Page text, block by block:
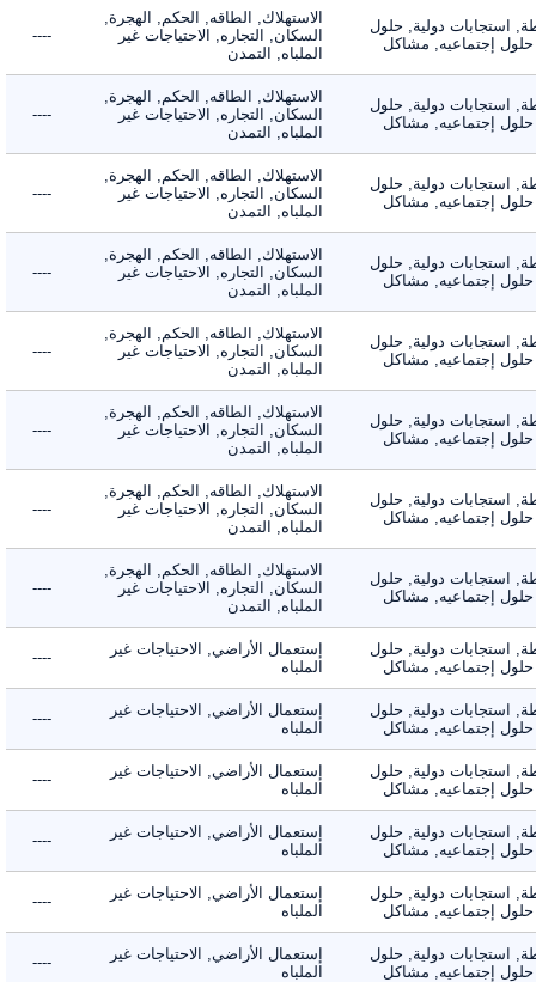
استجابات دولية, حلول
إجتماعيه, مشاكل
الاستهلاك, الطاقه, الحكم, الهجرة,
السكان, التجاره, الاحتياجات غير
الملباه, التمدن
----
استجابات دولية, حلول
إجتماعيه, مشاكل
الاستهلاك, الطاقه, الحكم, الهجرة,
السكان, التجاره, الاحتياجات غير
الملباه, التمدن
----
استجابات دولية, حلول
إجتماعيه, مشاكل
الاستهلاك, الطاقه, الحكم, الهجرة,
السكان, التجاره, الاحتياجات غير
الملباه, التمدن
----
استجابات دولية, حلول
إجتماعيه, مشاكل
الاستهلاك, الطاقه, الحكم, الهجرة,
السكان, التجاره, الاحتياجات غير
الملباه, التمدن
----
استجابات دولية, حلول
إجتماعيه, مشاكل
الاستهلاك, الطاقه, الحكم, الهجرة,
السكان, التجاره, الاحتياجات غير
الملباه, التمدن
----
استجابات دولية, حلول
إجتماعيه, مشاكل
الاستهلاك, الطاقه, الحكم, الهجرة,
السكان, التجاره, الاحتياجات غير
الملباه, التمدن
----
استجابات دولية, حلول
إجتماعيه, مشاكل
الاستهلاك, الطاقه, الحكم, الهجرة,
السكان, التجاره, الاحتياجات غير
الملباه, التمدن
----
استجابات دولية, حلول
إجتماعيه, مشاكل
الاستهلاك, الطاقه, الحكم, الهجرة,
السكان, التجاره, الاحتياجات غير
الملباه, التمدن
----
استجابات دولية, حلول
إجتماعيه, مشاكل
إستعمال الأراضي, الاحتياجات غير
الملباه
----
استجابات دولية, حلول
إجتماعيه, مشاكل
إستعمال الأراضي, الاحتياجات غير
الملباه
----
استجابات دولية, حلول
إجتماعيه, مشاكل
إستعمال الأراضي, الاحتياجات غير
الملباه
----
استجابات دولية, حلول
إجتماعيه, مشاكل
إستعمال الأراضي, الاحتياجات غير
الملباه
----
استجابات دولية, حلول
إجتماعيه, مشاكل
إستعمال الأراضي, الاحتياجات غير
الملباه
----
استجابات دولية, حلول
إجتماعيه, مشاكل
إستعمال الأراضي, الاحتياجات غير
الملباه
----